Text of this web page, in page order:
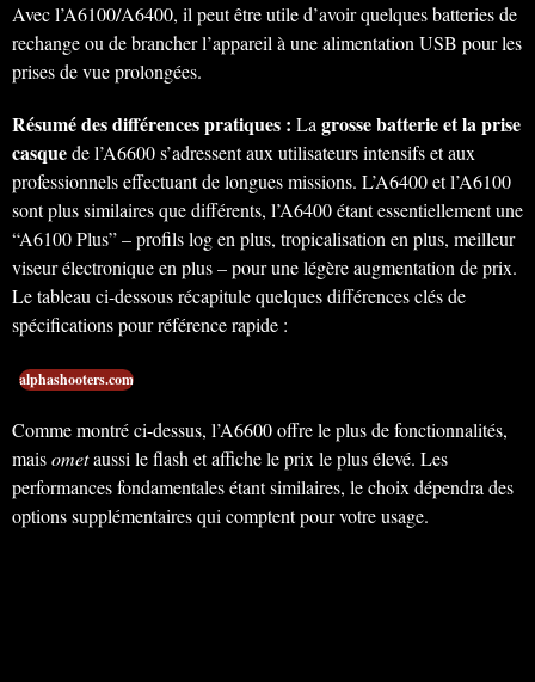
Avec l’A6100/A6400, il peut être utile d’avoir quelques batteries de
rechange ou de brancher l’appareil à une alimentation USB pour les
prises de vue prolongées.
Résumé des différences pratiques : Lagrosse batterie et la prise
casquede l’A6600 s’adressent aux utilisateurs intensifs et aux
professionnels effectuant de longues missions. L’A6400 et l’A6100
sont plus similaires que différents, l’A6400 étant essentiellement une
“A6100 Plus” – profils log en plus, tropicalisation en plus, meilleur
viseur électronique en plus – pour une légère augmentation de prix.
Le tableau ci-dessous récapitule quelques différences clés de
spécifications pour référence rapide :
alphashooters.com
Comme montré ci-dessus, l’A6600 offre le plus de fonctionnalités,
maisometaussi le flash et affiche le prix le plus élevé. Les
performances fondamentales étant similaires, le choix dépendra des
options supplémentaires qui comptent pour votre usage.